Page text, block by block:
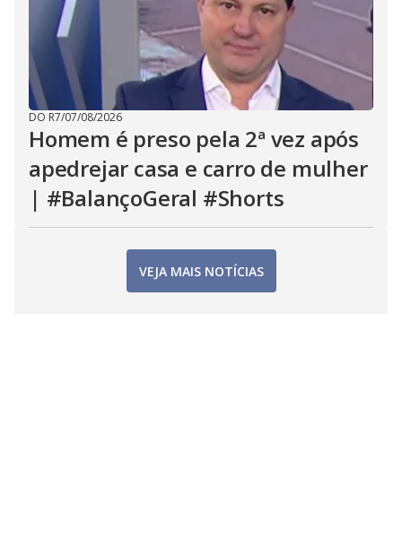
DO R7/07/08/2026
Homem é preso pela 2ª vez após
apedrejar casa e carro de mulher
| #BalançoGeral #Shorts
VEJA MAIS NOTÍCIAS